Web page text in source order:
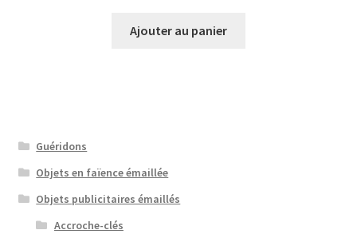
Ajouter au panier
Guéridons
Objets en faïence émaillée
Objets publicitaires émaillés
Accroche-clés